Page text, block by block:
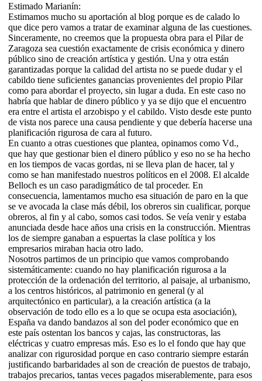
Estimado Marianín:
Estimamos mucho su aportación al blog porque es de calado lo
que dice pero vamos a tratar de examinar alguna de las cuestiones.
Sinceramente, no creemos que la propuesta obra para el Pilar de
Zaragoza sea cuestión exactamente de crisis económica y dinero
público sino de creación artística y gestión. Una y otra están
garantizadas porque la calidad del artista no se puede dudar y el
cabildo tiene suficientes ganancias provenientes del propio Pilar
como para abordar el proyecto, sin lugar a duda. En este caso no
habría que hablar de dinero público y ya se dijo que el encuentro
era entre el artista el arzobispo y el cabildo. Visto desde este punto
de vista nos parece una causa pendiente y que debería hacerse una
planificación rigurosa de cara al futuro.
En cuanto a otras cuestiones que plantea, opinamos como Vd.,
que hay que gestionar bien el dinero público y eso no se ha hecho
en los tiempos de vacas gordas, ni se lleva plan de hacer, tal y
como se han manifestado nuestros políticos en el 2008. El alcalde
Belloch es un caso paradigmático de tal proceder. En
consecuencia, lamentamos mucho esa situación de paro en la que
se ve avocada la clase más débil, los obreros sin cualificar, porque
obreros, al fin y al cabo, somos casi todos. Se veía venir y estaba
anunciada desde hace años una crisis en la construcción. Mientras
los de siempre ganaban a espuertas la clase política y los
empresarios miraban hacia otro lado.
Nosotros partimos de un principio que vamos comprobando
sistemáticamente: cuando no hay planificación rigurosa a la
protección de la ordenación del territorio, al paisaje, al urbanismo,
a los centros históricos, al patrimonio en general (y al
arquitectónico en particular), a la creación artística (a la
observación de todo ello es a lo que se ocupa esta asociación),
España va dando bandazos al son del poder económico que en
este país ostentan los bancos y cajas, las constructoras, las
eléctricas y cuatro empresas más. Eso es lo el fondo que hay que
analizar con rigurosidad porque en caso contrario siempre estarán
justificando barbaridades al son de creación de puestos de trabajo,
trabajos precarios, tantas veces pagados miserablemente, para esos